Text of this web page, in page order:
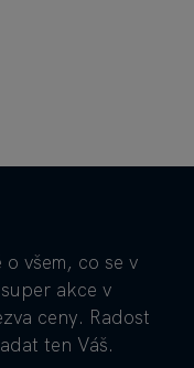
všem, co se v
akce v
ceny. Radost
ten Váš.